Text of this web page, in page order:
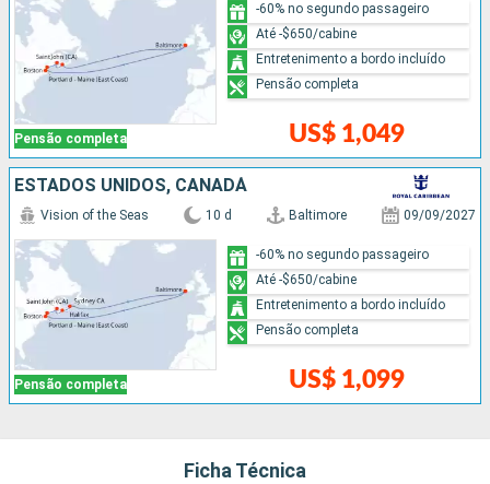
Pensão completa US$ 1,049
-60% no segundo passageiro
Até -$650/cabine
Entretenimento a bordo incluído
Pensão completa
ESTADOS UNIDOS, CANADÁ
Pensão completa
Vision of the Seas 10 d Baltimore 09/09/2027
US$ 1,099
-60% no segundo passageiro
Até -$650/cabine
Entretenimento a bordo incluído
Pensão completa
Ficha Técnica